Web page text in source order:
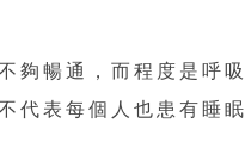
夠暢通，而程度是呼
代表每個人也患有睡